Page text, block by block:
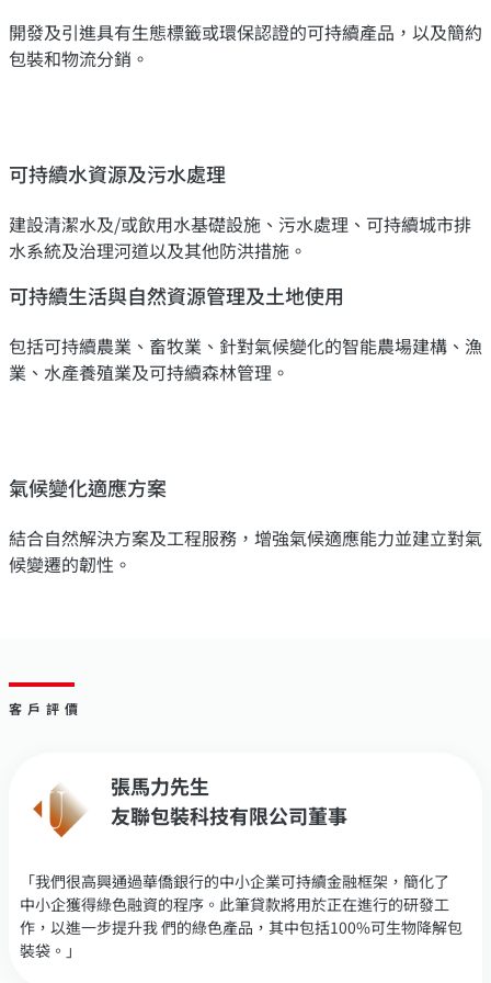
開發及引進具有生態標籤或環保認證的可持續產品，以及簡約
包裝和物流分銷。
可持續水資源及污水處理
建設清潔水及/或飲用水基礎設施、污水處理、可持續城市排
水系統及治理河道以及其他防洪措施。
可持續生活與自然資源管理及土地使用
包括可持續農業、畜牧業、針對氣候變化的智能農場建構、漁
業、水產養殖業及可持續森林管理。
氣候變化適應方案
結合自然解決方案及工程服務，增強氣候適應能力並建立對氣
候變遷的韌性。
客戶評價
張馬力先生
友聯包裝科技有限公司董事
「我們很高興通過華僑銀行的中小企業可持續金融框架，簡化了
中小企獲得綠色融資的程序。此筆貸款將用於正在進行的研發工
作，以進一步提升我 們的綠色產品，其中包括100%可生物降解包
裝袋。」